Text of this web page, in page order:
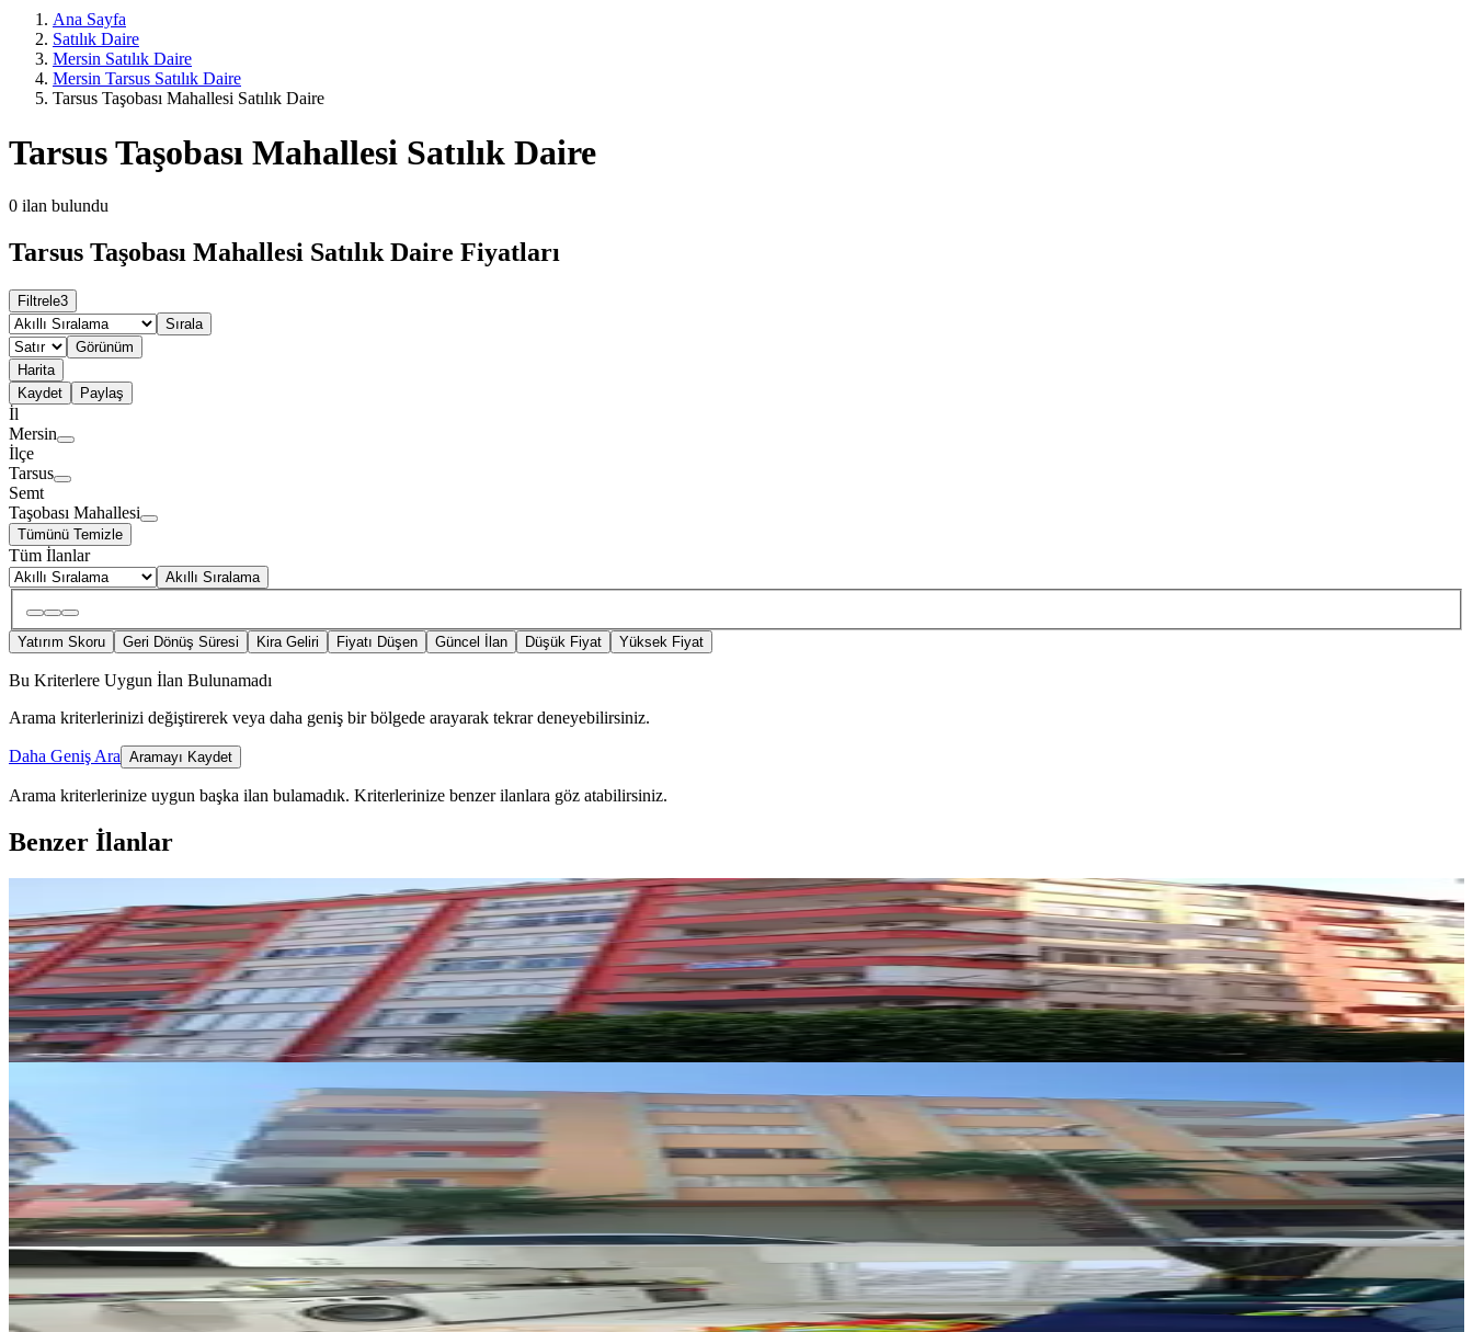
Ana Sayfa
Satılık Daire
Mersin Satılık Daire
Mersin Tarsus Satılık Daire
Tarsus Taşobası Mahallesi Satılık Daire
Tarsus Taşobası Mahallesi Satılık Daire
0 ilan bulundu
Tarsus Taşobası Mahallesi Satılık Daire Fiyatları
Filtrele3
Sırala
Görünüm
Harita
Kaydet
Paylaş
İl
Mersin
İlçe
Tarsus
Semt
Taşobası Mahallesi
Tümünü Temizle
Tüm İlanlar
Akıllı Sıralama
Yatırım Skoru Geri Dönüş Süresi Kira Geliri Fiyatı Düşen Güncel İlan Düşük Fiyat Yüksek Fiyat
Bu Kriterlere Uygun İlan Bulunamadı
Arama kriterlerinizi değiştirerek veya daha geniş bir bölgede arayarak tekrar deneyebilirsiniz.
Daha Geniş Ara Aramayı Kaydet
Arama kriterlerinize uygun başka ilan bulamadık. Kriterlerinize benzer ilanlara göz atabilirsiniz.
Benzer İlanlar
Çerçi (ilke ) Emlaktan Öğretmenler Mah Asansörlü 4. Kat Satılık Daire
Tarsus, Öğretmenler Mahallesi
3+1·130 m²·4. Kat·04.08.2026
2.600.000 ₺
Çerçi GayrimenkulVOLKAN ÖZ
Ara
Çerçi ( İlke ) Emlaktan Öğretmenler Mah. Satılık Masrafsız Daire
Tarsus, Öğretmenler Mahallesi
3+1·140 m²·4. Kat·04.08.2026
3.050.000 ₺
Ara
ÖNE ÇIKAN
Çerçi Emlak'tan Ferahim Şalvuz Mah. Satılık 5. Kat Fırsat Daire
Tarsus, Kemalpaşa Mahallesi
Çerçi GayrimenkulVOLKAN ÖZ
Ara